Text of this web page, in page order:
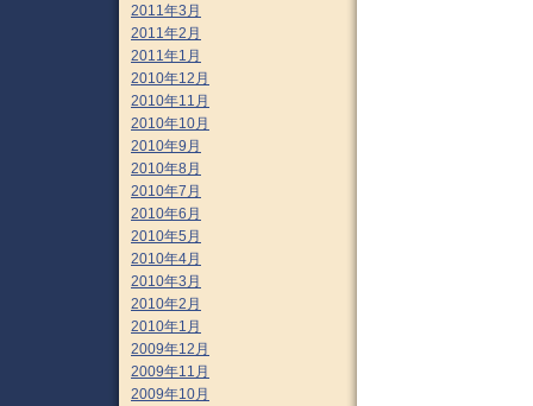
2011年3月
2011年2月
2011年1月
2010年12月
2010年11月
2010年10月
2010年9月
2010年8月
2010年7月
2010年6月
2010年5月
2010年4月
2010年3月
2010年2月
2010年1月
2009年12月
2009年11月
2009年10月